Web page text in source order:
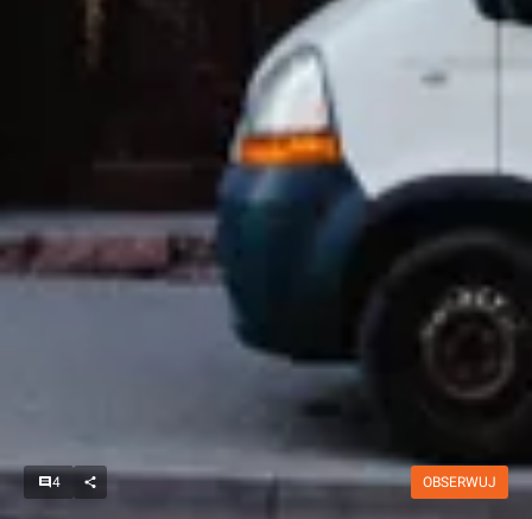
4 OBSERWUJ